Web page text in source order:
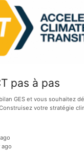
pas à pas
GES et vous souhaitez
votre stratégie
ago